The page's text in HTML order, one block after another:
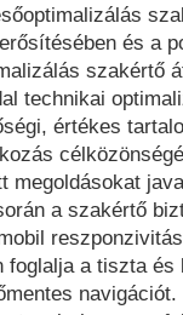
és a
szakértő
technikai
értékes
megoldásokat
a szakértő
foglalja a tiszta